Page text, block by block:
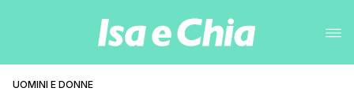
UOMINI E DONNE